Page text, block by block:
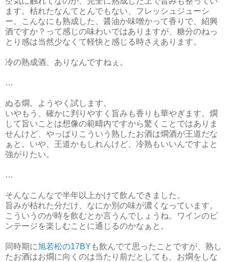
ます。枯れたなんてとんでもない、フレッシュジューシ
ー。こんなにも熟成した、醤油か味噌かって香りで、紹興
酒ですか？って感じの味わいではありますが、糖分のねっ
とり感は当然少なくて軽快と感じる時さえあります。
冷の熟成酒、ありなんですねぇ。
…
ぬる燗。ようやく試します。
いやもう、確かに判りやすく旨みも香りも華やぎます。燗
して旨いことは想像の範疇内ですから驚くことではありま
せんけど、やっぱりこういう熟したお酒は燗酒が王道だな
ぁと。いや、王道かもしれんけど、冷熟もいいんですよと
強がりたい。
…
そんなこんなで半年以上かけて飲んできました。
旨みが枯れた分だけ、なにか別の味が濃くなっています。
こういうのが時を飲むとか言うんでしょうね。ワインのビ
ンテージを楽しむことに通じるのかなぁと。
同時期に旭若松の17BY も飲んでて思ったことですが、熟し
たお酒はお燗に向くのは当たり前だとしても、お燗をしな